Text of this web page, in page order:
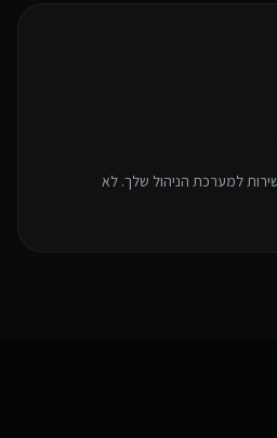
למערכת הניהול שלך. לא